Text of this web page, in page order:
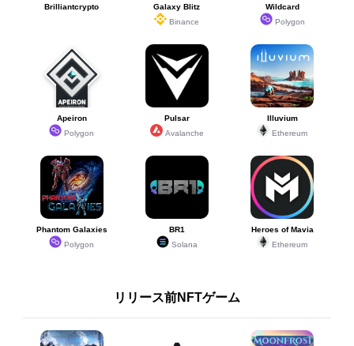
Brilliantcrypto
Galaxy Blitz
Binance
Wildcard
Polygon
Apeiron
Polygon
Pulsar
Avalanche
Illuvium
Ethereum
Phantom Galaxies
Polygon
BR1
Solana
Heroes of Mavia
Ethereum
リリース前NFTゲーム